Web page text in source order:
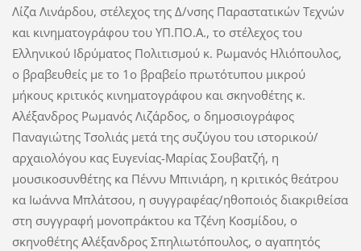
Λίζα Λινάρδου, στέλεχος της Δ/νσης Παραστατικών Τεχνών
και κινηματογράφου του ΥΠ.ΠΟ.Α., το στέλεχος του
Ελληνικού Ιδρύματος Πολιτισμού κ. Ρωμανός Ηλιόπουλος,
ο βραβευθείς με το 1ο βραβείο πρωτότυπου μικρού
μήκους κριτικός κινηματογράφου και σκηνοθέτης κ.
Αλέξανδρος Ρωμανός Λιζάρδος, ο δημοσιογράφος
Παναγιώτης Τσολιάς μετά της συζύγου του ιστορικού/
αρχαιολόγου κας Ευγενίας-Μαρίας Σουβατζή, η
μουσικοσυνθέτης κα Πέννυ Μπινιάρη, η κριτικός θεάτρου
κα Ιωάννα Μπλάτσου, η συγγραφέας/ηθοποιός διακριθείσα
στη συγγραφή μονοπράκτου κα Τζένη Κοσμίδου, ο
σκηνοθέτης Αλέξανδρος Σπηλιωτόπουλος, ο αγαπητός